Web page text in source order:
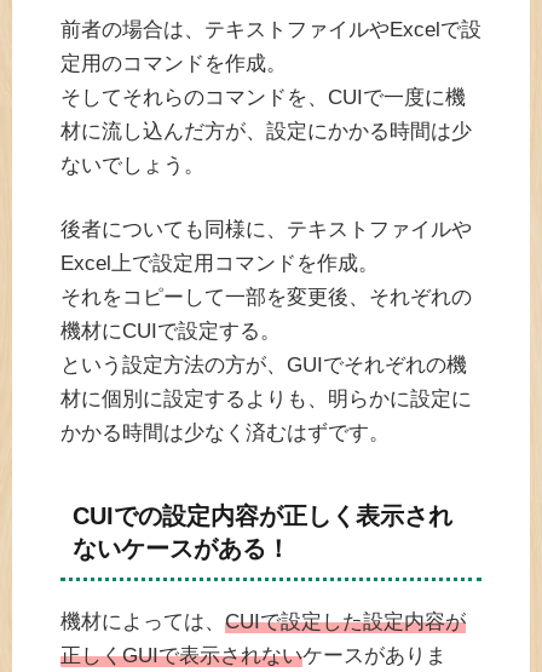
前者の場合は、テキストファイルやExcelで設
定用のコマンドを作成。
そしてそれらのコマンドを、CUIで一度に機
材に流し込んだ方が、設定にかかる時間は少
ないでしょう。
後者についても同様に、テキストファイルや
Excel上で設定用コマンドを作成。
それをコピーして一部を変更後、それぞれの
機材にCUIで設定する。
という設定方法の方が、GUIでそれぞれの機
材に個別に設定するよりも、明らかに設定に
かかる時間は少なく済むはずです。
CUIでの設定内容が正しく表示され
ないケースがある！
機材によっては、 CUIで設定した設定内容が
正しくGUIで表示されないケースがありま